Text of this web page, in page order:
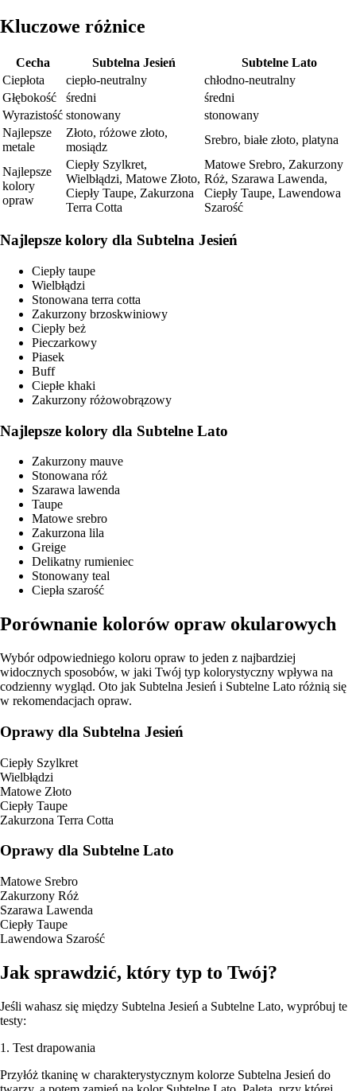
Kluczowe różnice
Cecha Subtelna Jesień
Subtelne Lato
Ciepłota
ciepło-neutralny
chłodno-neutralny
Głębokość
średni
średni
Wyrazistość stonowany
stonowany
Najlepsze
metale
Złoto, różowe złoto,
mosiądz
Srebro, białe złoto, platyna
Najlepsze
kolory
opraw
Ciepły Szylkret,
Wielbłądzi, Matowe Złoto,
Ciepły Taupe, Zakurzona
Terra Cotta
Matowe Srebro, Zakurzony
Róż, Szarawa Lawenda,
Ciepły Taupe, Lawendowa
Szarość
Najlepsze kolory dla Subtelna Jesień
Ciepły taupe
Wielbłądzi
Stonowana terra cotta
Zakurzony brzoskwiniowy
Ciepły beż
Pieczarkowy
Piasek
Buff
Ciepłe khaki
Zakurzony różowobrązowy
Najlepsze kolory dla Subtelne Lato
Zakurzony mauve
Stonowana róż
Szarawa lawenda
Taupe
Matowe srebro
Zakurzona lila
Greige
Delikatny rumieniec
Stonowany teal
Ciepła szarość
Porównanie kolorów opraw okularowych
Wybór odpowiedniego koloru opraw to jeden z najbardziej
widocznych sposobów, w jaki Twój typ kolorystyczny wpływa na
codzienny wygląd. Oto jak Subtelna Jesień i Subtelne Lato różnią się
w rekomendacjach opraw.
Oprawy dla Subtelna Jesień
Ciepły Szylkret
Wielbłądzi
Matowe Złoto
Ciepły Taupe
Zakurzona Terra Cotta
Oprawy dla Subtelne Lato
Matowe Srebro
Zakurzony Róż
Szarawa Lawenda
Ciepły Taupe
Lawendowa Szarość
Jak sprawdzić, który typ to Twój?
Jeśli wahasz się między Subtelna Jesień a Subtelne Lato, wypróbuj te
testy:
1. Test drapowania
Przyłóż tkaninę w charakterystycznym kolorze Subtelna Jesień do